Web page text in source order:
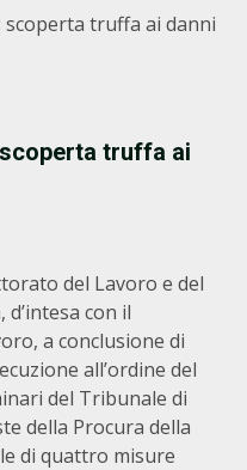
scoperta truffa ai danni
truffa ai
del Lavoro e del
con il
a conclusione di
all’ordine del
del Tribunale di
della Procura della
di quattro misure